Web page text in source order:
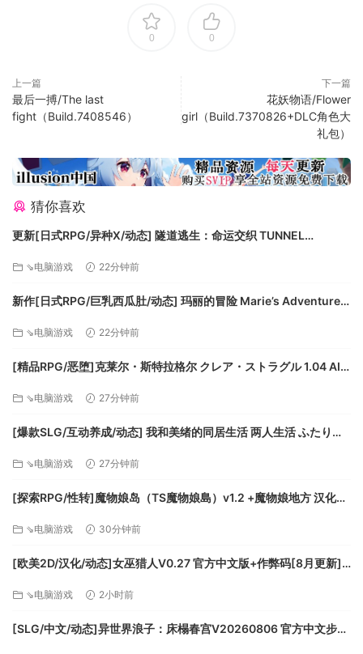
0 0
上一篇
最后一搏/The last
fight（Build.7408546）
下一篇
花妖物语/Flower
girl（Build.7370826+DLC角色大
礼包）
猜你喜欢
更新[日式RPG/异种X/动态] 隧道逃生：命运交织 TUNNEL
度]
⇘电脑游戏 22分钟前
新作[日式RPG/巨乳西瓜肚/动态] 玛丽的冒险 Marie’s Adventure
⇘电脑游戏 22分钟前
[精品RPG/恶堕]克莱尔・斯特拉格尔 クレア・ストラグル 1.04 AI
⇘电脑游戏 27分钟前
[爆款SLG/互动养成/动态] 我和美绪的同居生活 两人生活 ふたりぐ
⇘电脑游戏 27分钟前
[探索RPG/性转]魔物娘岛（TS魔物娘島）v1.2 +魔物娘地方 汉化
⇘电脑游戏 30分钟前
[欧美2D/汉化/动态]女巫猎人V0.27 官方中文版+作弊码[8月更新]
⇘电脑游戏 2小时前
[SLG/中文/动态]异世界浪子：床榻春宫V20260806 官方中文步兵